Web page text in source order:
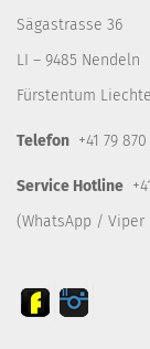
Sägastrasse 36
LI – 9485 Nendeln
Fürstentum
Telefon +41 79
Service Hotline
(WhatsApp / Viper